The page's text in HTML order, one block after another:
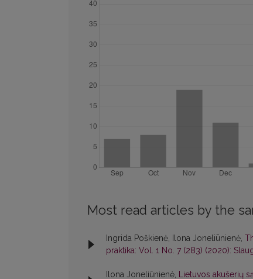
Most read articles by the
Ingrida Poškienė, Ilona Joneliūnienė,
praktika: Vol. 1 No. 7 (283) (2020):
Ilona Joneliūnienė, Lietuvos akušerių